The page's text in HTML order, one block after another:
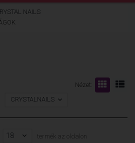
NAILS
Nézet:
CRYSTALNAILS
18 termék az oldalon